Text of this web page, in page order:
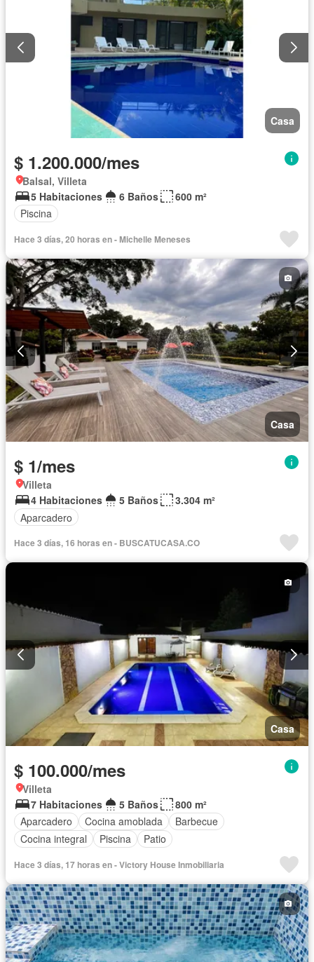
Casa
$ 1.200.000/mes
Balsal, Villeta
5 Habitaciones
6 Baños
600 m²
Piscina
Hace 3 días, 20 horas en - Michelle Meneses
Casa
$ 1/mes
Villeta
4 Habitaciones
5 Baños
3.304 m²
Aparcadero
Hace 3 días, 16 horas en - BUSCATUCASA.CO
Casa
$ 100.000/mes
Villeta
7 Habitaciones
5 Baños
800 m²
Aparcadero
Cocina amoblada
Barbecue
Cocina integral
Piscina Patio
Hace 3 días, 17 horas en - Victory House Inmobiliaria